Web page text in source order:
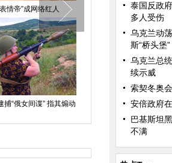
情帝”成网络红人
捕“俄女间谍” 指其煽动
荷兰大胆摄影师与鲨鱼
澳大利亚时装周美女模
泰国反政
多人受伤
乌克兰动
斯“桥头堡”
乌克兰总
续示威
索契冬奥
安倍政府
巴基斯坦
不满